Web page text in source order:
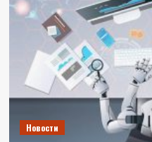
Новости